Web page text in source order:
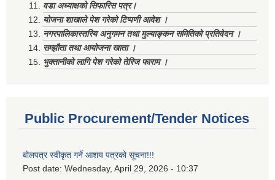
वडा अध्याक्षको सिफारिस पत्र।
योजना शाखाले पेश गरेको टिप्पणी आदेश ।
नगरपालिकास्तरिय अनुगमन तथा मुल्याङ्कन समितिको प्रतिवेदन ।
सम्झौता तथा आयोजना खाता ।
भुक्तानीको लागि पेश गरेको तेरिज फाराम ।
Public Procurement/Tender Notices
बोलपत्र स्वीकृत गर्ने आशय पत्रको सूचना!!!
Post date: Wednesday, April 29, 2026 - 10:37